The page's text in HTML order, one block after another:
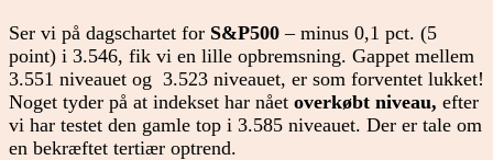
Ser vi på dagschartet for S&P500 – minus 0,1 pct. (5
point) i 3.546, fik vi en lille opbremsning. Gappet mellem
3.551 niveauet og 3.523 niveauet, er som forventet lukket!
Noget tyder på at indekset har nået overkøbt niveau, efter
vi har testet den gamle top i 3.585 niveauet. Der er tale om
en bekræftet tertiær optrend.